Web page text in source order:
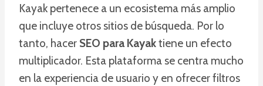
Kayak pertenece a un ecosistema más amplio
que incluye otros sitios de búsqueda. Por lo
tanto, hacer SEO para Kayaktiene un efecto
multiplicador. Esta plataforma se centra mucho
en la experiencia de usuario y en ofrecer filtros